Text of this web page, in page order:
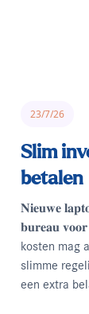
23/7/26
Slim
betalen
𝐍𝐢𝐞𝐮𝐰𝐞
𝐛𝐮𝐫𝐞𝐚𝐮
kosten mag
slimme
een extra